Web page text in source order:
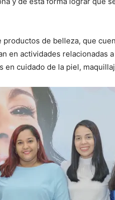
de belleza, que
en actividades relacionadas
cuidado de la piel,